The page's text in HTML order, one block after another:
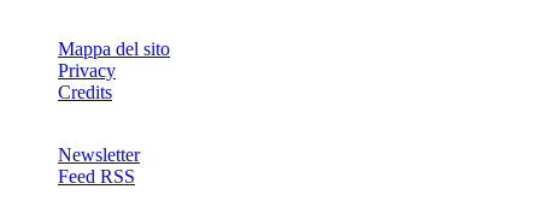
Mappa del sito
Privacy
Credits
Newsletter
Feed RSS